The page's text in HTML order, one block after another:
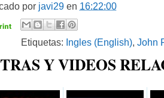
por javi29 en 16:22:00
Etiquetas: Ingles (English), John
Y VIDEOS